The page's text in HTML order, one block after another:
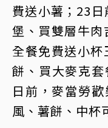
費送小薯；23
堡、買雙層牛肉
全餐免費送小
餅、買大麥克
日前，麥當勞
風、薯餅、中杯